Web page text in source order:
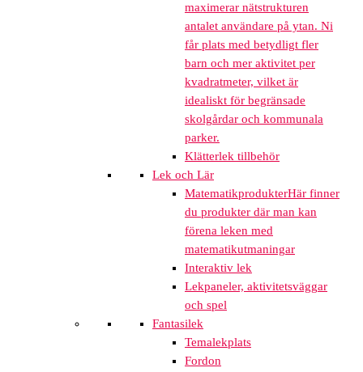
maximerar nätstrukturen
antalet användare på ytan. Ni
får plats med betydligt fler
barn och mer aktivitet per
kvadratmeter, vilket är
idealiskt för begränsade
skolgårdar och kommunala
parker.
Klätterlek tillbehör
Lek och Lär
MatematikprodukterHär finner
du produkter där man kan
förena leken med
matematikutmaningar
Interaktiv lek
Lekpaneler, aktivitetsväggar
och spel
Fantasilek
Temalekplats
Fordon